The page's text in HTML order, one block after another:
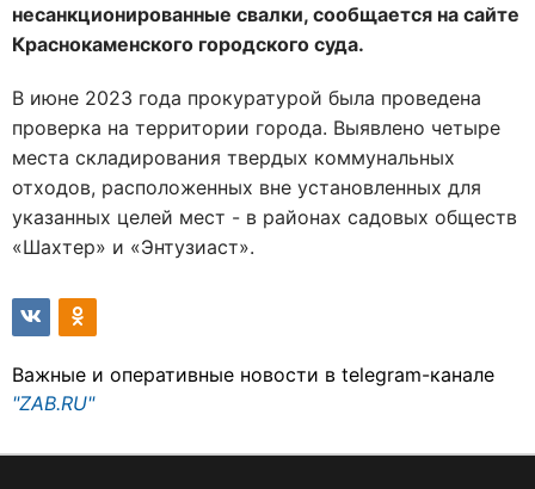
несанкционированные свалки, сообщается на сайте
Краснокаменского городского суда.
В июне 2023 года прокуратурой была проведена
проверка на территории города. Выявлено четыре
места складирования твердых коммунальных
отходов, расположенных вне установленных для
указанных целей мест - в районах садовых обществ
«Шахтер» и «Энтузиаст».
Важные и оперативные новости в telegram-канале
"ZAB.RU"